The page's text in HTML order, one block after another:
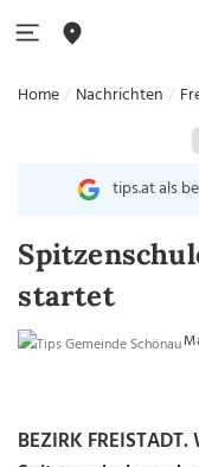
Home Nachrichten
tips.at als
startet
BEZIRK FREISTADT.